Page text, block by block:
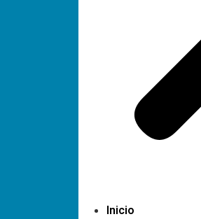
Inicio